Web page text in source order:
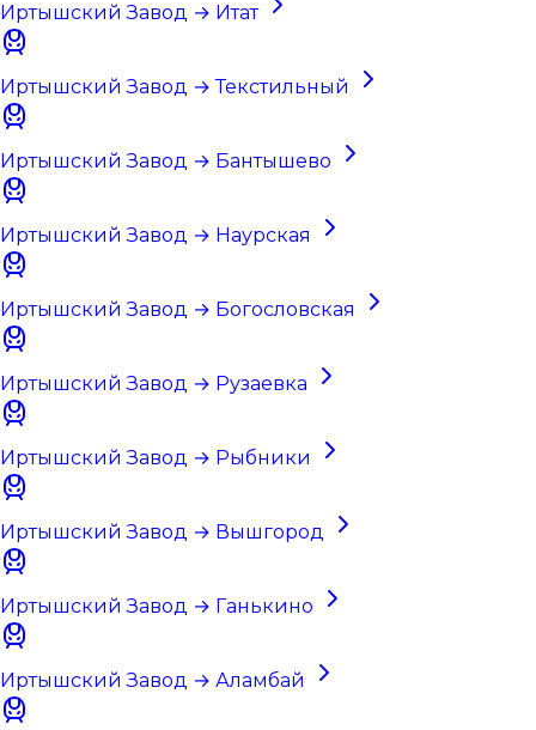
Иртышский Завод → Итат
Иртышский Завод → Текстильный
Иртышский Завод → Бантышево
Иртышский Завод → Наурская
Иртышский Завод → Богословская
Иртышский Завод → Рузаевка
Иртышский Завод → Рыбники
Иртышский Завод → Вышгород
Иртышский Завод → Ганькино
Иртышский Завод → Аламбай